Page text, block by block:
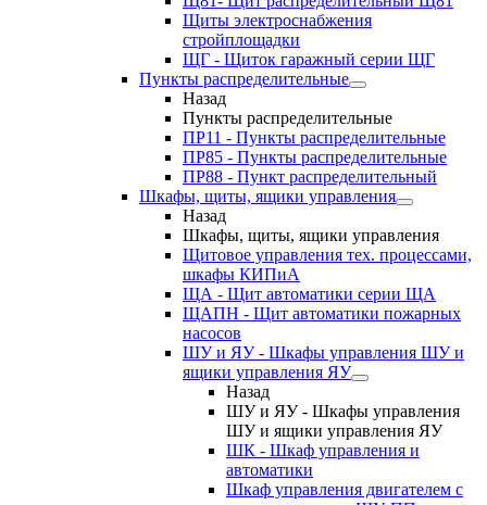
Щиты электроснабжения
стройплощадки
ЩГ - Щиток гаражный серии ЩГ
Пункты распределительные
Назад
Пункты распределительные
ПР11 - Пункты распределительные
ПР85 - Пункты распределительные
ПР88 - Пункт распределительный
Шкафы, щиты, ящики управления
Назад
Шкафы, щиты, ящики управления
Щитовое управления тех. процессами,
шкафы КИПиА
ЩА - Щит автоматики серии ЩА
ЩАПН - Щит автоматики пожарных
насосов
ШУ и ЯУ - Шкафы управления ШУ и
ящики управления ЯУ
Назад
ШУ и ЯУ - Шкафы управления
ШУ и ящики управления ЯУ
ШК - Шкаф управления и
автоматики
Шкаф управления двигателем с